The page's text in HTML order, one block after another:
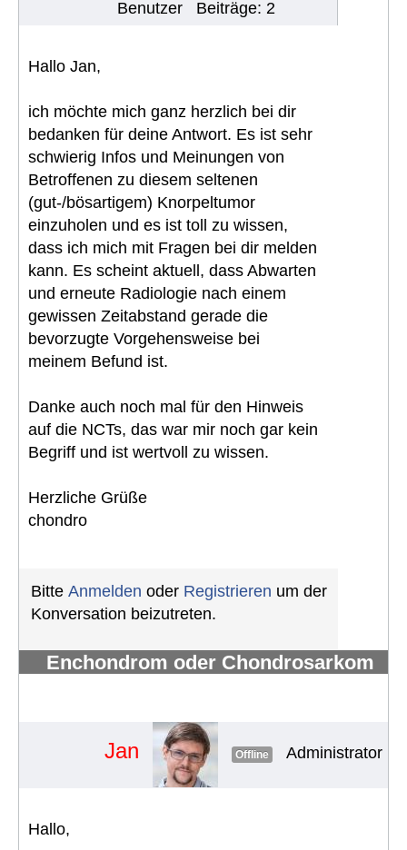
Benutzer Beiträge: 2
Hallo Jan,
ich möchte mich ganz herzlich bei dir
bedanken für deine Antwort. Es ist sehr
schwierig Infos und Meinungen von
Betroffenen zu diesem seltenen
(gut-/bösartigem) Knorpeltumor
einzuholen und es ist toll zu wissen,
dass ich mich mit Fragen bei dir melden
kann. Es scheint aktuell, dass Abwarten
und erneute Radiologie nach einem
gewissen Zeitabstand gerade die
bevorzugte Vorgehensweise bei
meinem Befund ist.
Danke auch noch mal für den Hinweis
auf die NCTs, das war mir noch gar kein
Begriff und ist wertvoll zu wissen.
Herzliche Grüße
chondro
Bitte Anmelden oder Registrieren um der
Konversation beizutreten.
Enchondrom oder Chondrosarkom
Jan Offline Administrator
Hallo,